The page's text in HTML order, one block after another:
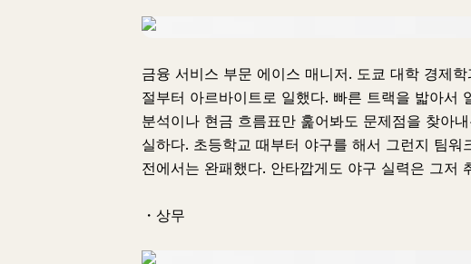
금융 서비스 부문 에이스 매니저. 도쿄 대학 경제
절부터 아르바이트로 일했다. 빠른 트랙을 밟아서
분석이나 현금 흐름표만 훑어봐도 문제점을 찾아
실하다. 초등학교 때부터 야구를 해서 그런지 팀
전에서는 완패했다. 안타깝게도 야구 실력은 그저
・상무